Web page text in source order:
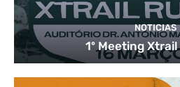
NOTICIAS
1º Meeting